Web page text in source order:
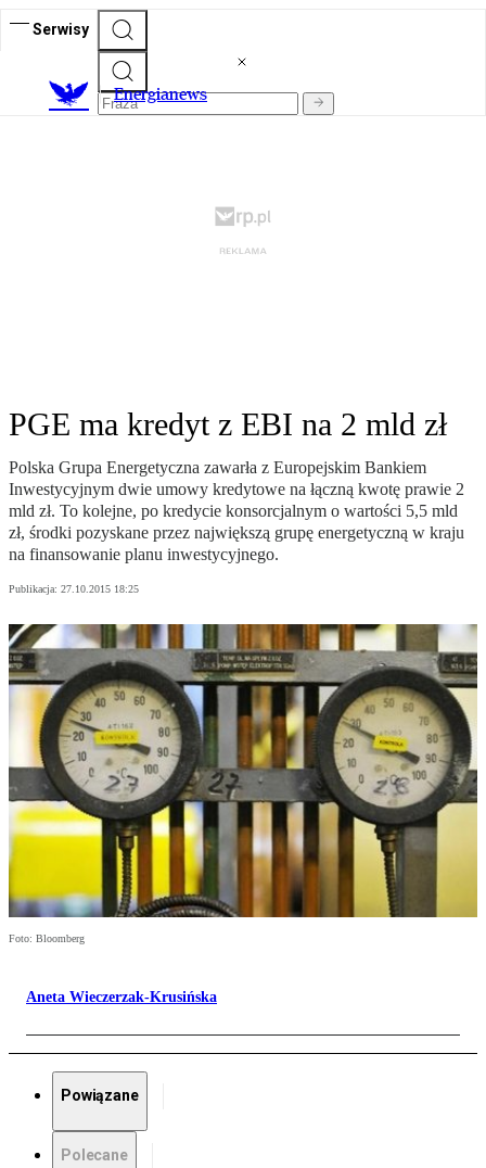
Serwisy
Energianews
PGE ma kredyt z EBI na 2 mld zł
Polska Grupa Energetyczna zawarła z Europejskim Bankiem
Inwestycyjnym dwie umowy kredytowe na łączną kwotę prawie 2
mld zł. To kolejne, po kredycie konsorcjalnym o wartości 5,5 mld
zł, środki pozyskane przez największą grupę energetyczną w kraju
na finansowanie planu inwestycyjnego.
Publikacja: 27.10.2015 18:25
Foto: Bloomberg
Aneta Wieczerzak-Krusińska
Powiązane
Polecane